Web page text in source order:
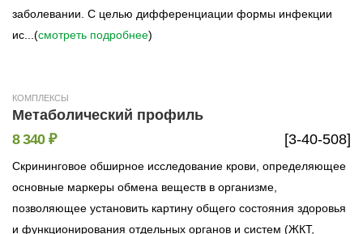
заболевании. С целью дифференциации формы инфекции
ис...(смотреть подробнее)
КОМПЛЕКСЫ
Метаболический профиль
[3-40-508]
8 340 ₽
Скрининговое обширное исследование крови, определяющее
основные маркеры обмена веществ в организме,
позволяющее установить картину общего состояния здоровья
и функционирования отдельных органов и систем (ЖКТ,